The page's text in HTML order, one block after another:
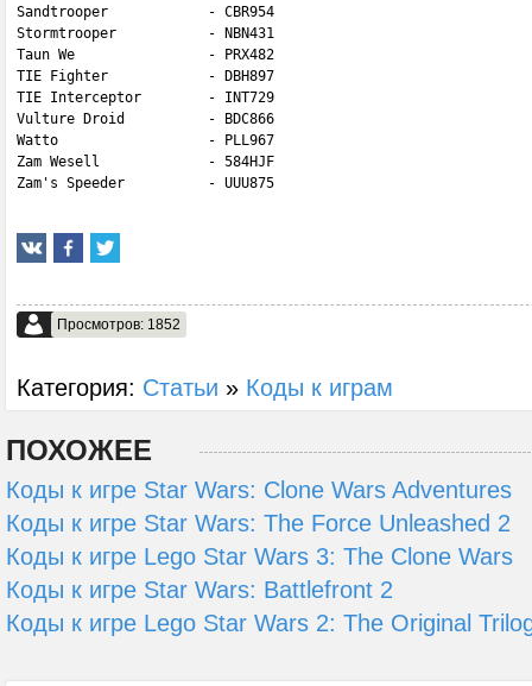
Sandtrooper            - CBR954
Stormtrooper           - NBN431
Taun We                - PRX482
TIE Fighter            - DBH897
TIE Interceptor        - INT729
Vulture Droid          - BDC866
Watto                  - PLL967
Zam Wesell             - 584HJF
Zam's Speeder          - UUU875
Просмотров: 1852
Категория: Статьи » Коды к играм
ПОХОЖЕЕ
Коды к игре Star Wars: Clone Wars Adventures
Коды к игре Star Wars: The Force Unleashed 2
Коды к игре Lego Star Wars 3: The Clone Wars
Коды к игре Star Wars: Battlefront 2
Коды к игре Lego Star Wars 2: The Original